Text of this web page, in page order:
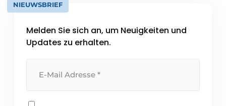
NIEUWSBRIEF
Melden Sie sich an, um Neuigkeiten und
Updates zu erhalten.